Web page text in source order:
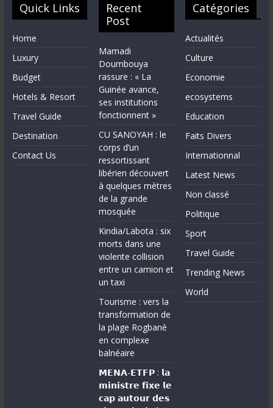
Quick Links
Home
Luxury
Budget
Hotels & Resort
Travel Guide
Destination
Contact Us
Recent
Post
Mamadi
Doumbouya
rassure : « La
Guinée avance,
ses institutions
fonctionnent »
CU SANOYAH : le
corps d’un
ressortissant
libérien découvert
à quelques mètres
de la grande
mosquée
Kindia/Labota : six
morts dans une
violente collision
entre un camion et
un taxi
Tourisme : vers la
transformation de
la plage Rogbanè
en complexe
balnéaire
𝗠𝗘𝗡𝗔-𝗘𝗧𝗙𝗣 : 𝗹𝗮
𝗺𝗶𝗻𝗶𝘀𝘁𝗿𝗲 𝗳𝗶𝘅𝗲 𝗹𝗲
𝗰𝗮𝗽 𝗮𝘂𝘁𝗼𝘂𝗿 𝗱𝗲𝘀
Catégories
Actualités
Culture
Economie
ecosystems
Education
Faits Divers
Internationnal
Latest News
Non classé
Politique
Sport
Travel Guide
Trending News
World